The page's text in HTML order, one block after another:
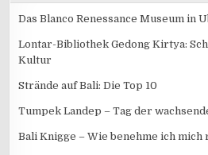
Das Blanco Renessance Museum in
Lontar-Bibliothek Gedong Kirtya:
Kultur
Strände auf Bali: Die Top 10
Tumpek Landep – Tag der
Bali Knigge – Wie benehme ich mich